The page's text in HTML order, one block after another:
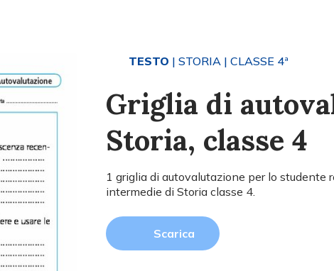
TESTO | STORIA | CLASSE 4ª
Griglia di
Storia, classe 4
1 griglia di autovalutazione per lo studente
intermedie di Storia classe 4.
Scarica